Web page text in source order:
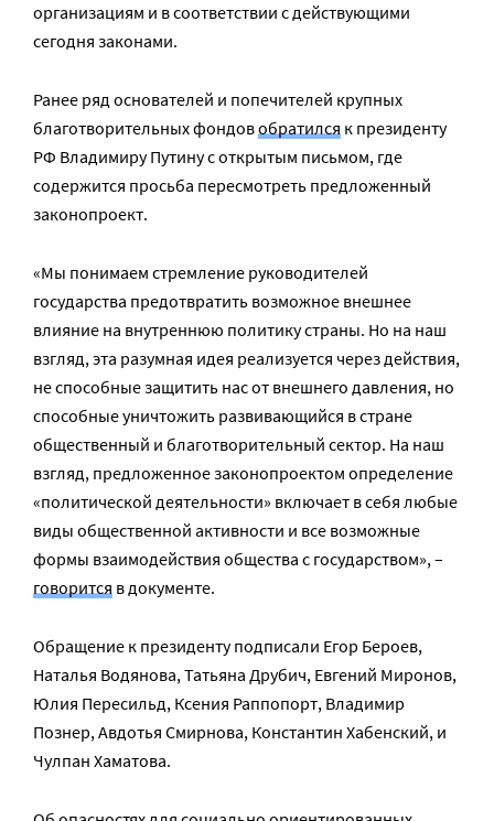
организациям и в соответствии с действующими
сегодня законами.
Ранее ряд основателей и попечителей крупных
благотворительных фондовобратился к президенту
РФ Владимиру Путину с открытым письмом, где
содержится просьба пересмотреть предложенный
законопроект.
«Мы понимаем стремление руководителей
государства предотвратить возможное внешнее
влияние на внутреннюю политику страны. Но на наш
взгляд, эта разумная идея реализуется через действия,
не способные защитить нас от внешнего давления, но
способные уничтожить развивающийся в стране
общественный и благотворительный сектор. На наш
взгляд, предложенное законопроектом определение
«политической деятельности» включает в себя любые
виды общественной активности и все возможные
формы взаимодействия общества с государством», –
говорится в документе.
Обращение к президенту подписали Егор Бероев,
Наталья Водянова, Татьяна Друбич, Евгений Миронов,
Юлия Пересильд, Ксения Раппопорт, Владимир
Познер, Авдотья Смирнова, Константин Хабенский, и
Чулпан Хаматова.